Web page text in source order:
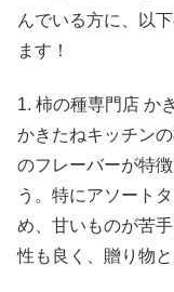
んでいる方に、以
ます！
1. 柿の種専門店 か
かきたねキッチン
のフレーバーが特
う。特にアソート
め、甘いものが苦
性も良く、贈り物